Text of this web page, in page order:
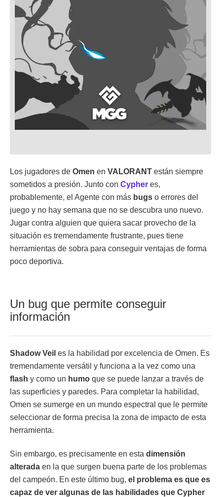
Los jugadores de Omen en VALORANT están siempre
sometidos a presión. Junto con Cypher es,
probablemente, el Agente con más bugs o errores del
juego y no hay semana que no se descubra uno nuevo.
Jugar contra alguien que quiera sacar provecho de la
situación es tremendamente frustrante, pues tiene
herramientas de sobra para conseguir ventajas de forma
poco deportiva.
Un bug que permite conseguir
información
Shadow Veil es la habilidad por excelencia de Omen. Es
tremendamente versátil y funciona a la vez como una
flash y como un humo que se puede lanzar a través de
las superficies y paredes. Para completar la habilidad,
Omen se sumerge en un mundo espectral que le permite
seleccionar de forma precisa la zona de impacto de esta
herramienta.
Sin embargo, es precisamente en esta dimensión
alterada en la que surgen buena parte de los problemas
del campeón. En este último bug, el problema es que es
capaz de ver algunas de las habilidades que Cypher